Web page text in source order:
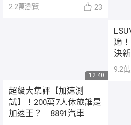
2.2萬瀏覽 23
12:40
超級大集評【加速測
試】！200萬7人休旅誰是
加速王？｜8891汽車
適
決
麼
9.2萬